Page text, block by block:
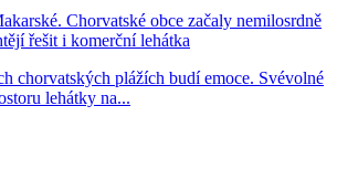
Chorvatské obce začaly nemilosrdně
řešit i komerční lehátka
chorvatských plážích budí emoce. Svévolné
lehátky na...